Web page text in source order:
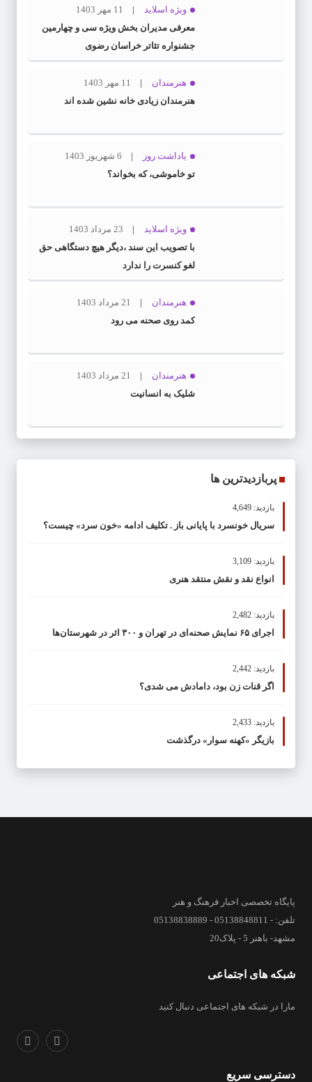
ویژه اسلاید
11 مهر 1403
معرفی مدیران بخش ویژه سی و چهارمین
جشنواره تئاتر خراسان رضوی
هنرمندان
11 مهر 1403
هنرمندان زیادی خانه نشین شده اند
یاداشت روز
6 شهریور 1403
تو خاموشی، که بخواند؟
ویژه اسلاید
23 مرداد 1403
با تصویب این سند ،دیگر هیچ دستگاهی حق
لغو کنسرت را ندارد
هنرمندان
21 مرداد 1403
کمد روی صحنه می رود
هنرمندان
21 مرداد 1403
شلیک به انسانیت
پربازدیدترین ها
بازدید: 4,649
سریال خونسرد با پایانی باز . تکلیف ادامه «خون سرد» چیست؟
بازدید: 3,109
انواع نقد و نقش منتقد هنری
بازدید: 2,482
اجرای ۶۵ نمایش صحنه‌ای در تهران و ۳۰۰ اثر در شهرستان‌ها
بازدید: 2,442
اگر قنات زن بود، دامادش می شدی؟
بازدید: 2,433
بازیگر «کهنه سوار» درگذشت
پایگاه تخصصی اخبار فرهنگ و هنر
تلفن: - 05138848811 - 05138838889
مشهد- باهنر 5 - پلاک20
شبکه های اجتماعی
مارا در شبکه های اجتماعی دنبال کنید
دسترسی سریع